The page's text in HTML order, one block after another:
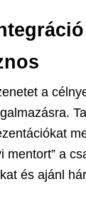
a
mentort” a
és ajánl